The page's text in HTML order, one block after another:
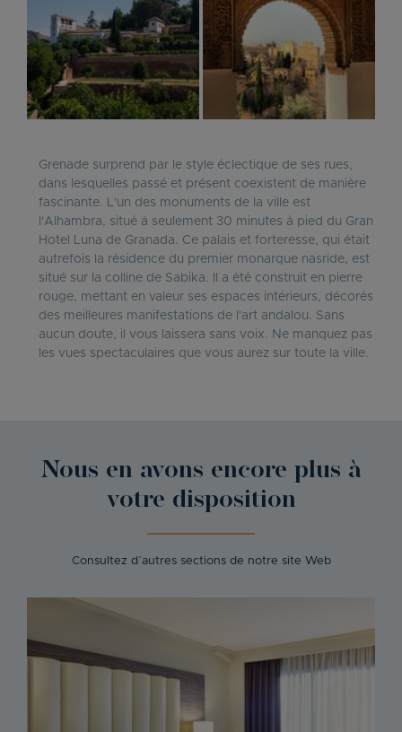
Grenade surprend par le style éclectique de ses rues,
dans lesquelles passé et présent coexistent de manière
fascinante. L'un des monuments de la ville est
l'Alhambra, situé à seulement 30 minutes à pied du Gran
Hotel Luna de Granada. Ce palais et forteresse, qui était
autrefois la résidence du premier monarque nasride, est
situé sur la colline de Sabika. Il a été construit en pierre
rouge, mettant en valeur ses espaces intérieurs, décorés
des meilleures manifestations de l'art andalou. Sans
aucun doute, il vous laissera sans voix. Ne manquez pas
les vues spectaculaires que vous aurez sur toute la ville.
Nous en avons encore plus à
votre disposition
Consultez d´autres sections de notre site Web